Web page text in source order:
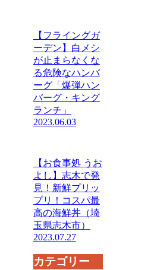
【フライングガ
ーデン】白メシ
が止まらなくな
る危険なハンバ
ーグ「爆弾ハン
バーグ・キング
ランチ」
2023.06.03
【お食事処 うお
よし】志木で発
見！新鮮プリッ
プリ！コスパ最
高の海鮮丼（埼
玉県志木市）
2023.07.27
カテゴリー